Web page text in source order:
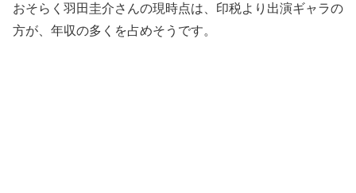
おそらく羽田圭介さんの現時点は、印税より出演ギャラの
方が、年収の多くを占めそうです。